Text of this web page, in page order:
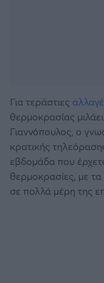
Για τεράστιες
θερμοκρασίας
Γιαννόπουλος, ο
κρατικής
εβδομάδα που
θερμοκρασίες, με
σε πολλά μέρη της